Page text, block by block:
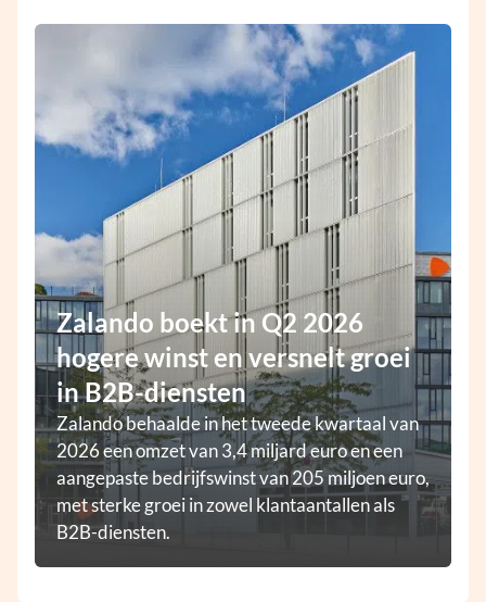
Zalando boekt in Q2 2026
hogere winst en versnelt groei
in B2B-diensten
Zalando behaalde in het tweede kwartaal van
2026 een omzet van 3,4 miljard euro en een
aangepaste bedrijfswinst van 205 miljoen euro,
met sterke groei in zowel klantaantallen als
B2B-diensten.